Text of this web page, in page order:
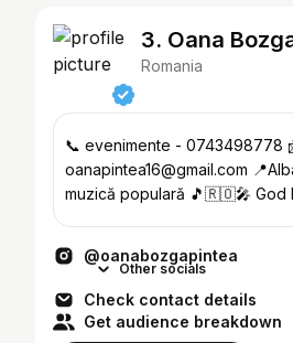
3. Oana
Romania
📞 evenimente - 0743498778
oanapintea16@gmail.com 📍Alba/Cluj
muzică populară 🎵🇷🇴🎤 God
@oanabozgapintea
Other socials
Check contact details
Get audience breakdown